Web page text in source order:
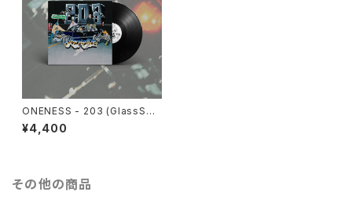
ONENESS - 203 (GlassSet
e EP remix) LPレコード
¥4,400
その他の商品